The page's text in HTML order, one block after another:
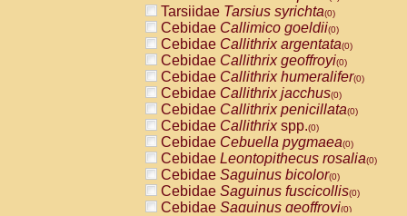
Tarsiidae Tarsius syrichta(0)
Cebidae Callimico goeldii(0)
Cebidae Callithrix argentata(0)
Cebidae Callithrix geoffroyi(0)
Cebidae Callithrix humeralifer(0)
Cebidae Callithrix jacchus(0)
Cebidae Callithrix penicillata(0)
Cebidae Callithrixspp.(0)
Cebidae Cebuella pygmaea(0)
Cebidae Leontopithecus rosalia(0)
Cebidae Saguinus bicolor(0)
Cebidae Saguinus fuscicollis(0)
Cebidae Saguinus geoffroyi(0)